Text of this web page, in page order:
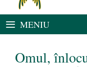
MENIU
Omul,